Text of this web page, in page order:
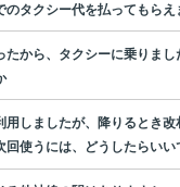
のタクシー代を払ってもらえ
たから、タクシーに乗りまし
用しましたが、降りるとき
回使うには、どうしたらいい